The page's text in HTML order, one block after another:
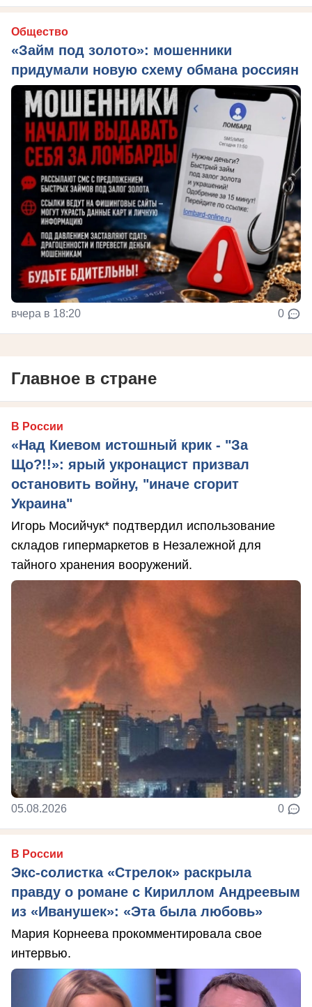
Общество
«Займ под золото»: мошенники
придумали новую схему обмана россиян
вчера в 18:20 0
Главное в стране
В России
«Над Киевом истошный крик - "За
Що?!!»: ярый укронацист призвал
остановить войну, "иначе сгорит
Украина"
Игорь Мосийчук* подтвердил использование
складов гипермаркетов в Незалежной для
тайного хранения вооружений.
05.08.2026 0
В России
Экс-солистка «Стрелок» раскрыла
правду о романе с Кириллом Андреевым
из «Иванушек»: «Эта была любовь»
Мария Корнеева прокомментировала свое
интервью.